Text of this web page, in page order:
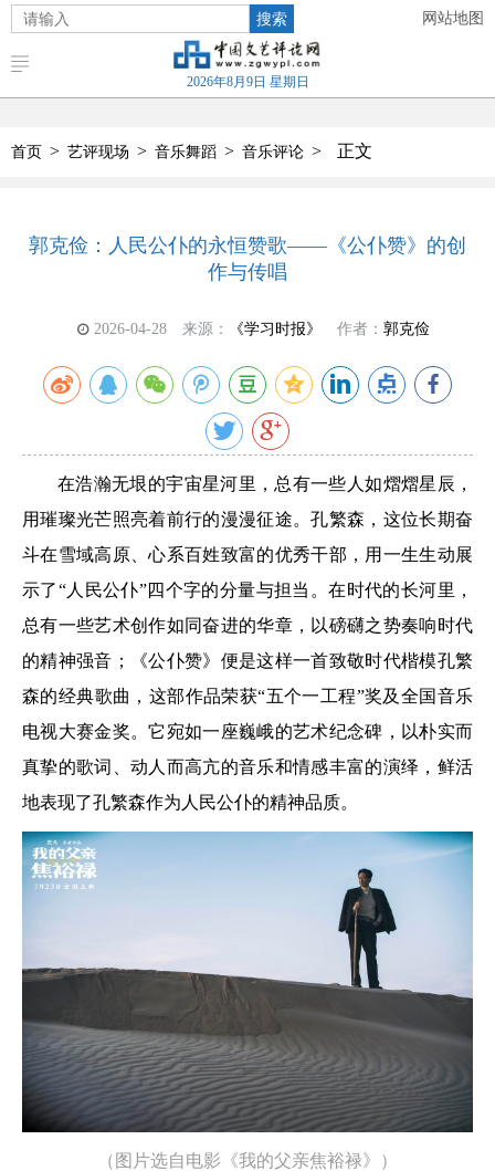
搜索 网站地图
2026年8月9日 星期日
首页 > 艺评现场 > 音乐舞蹈 > 音乐评论 > 正文
郭克俭：人民公仆的永恒赞歌——《公仆赞》的创
作与传唱
2026-04-28 来源： 《学习时报》 作者： 郭克俭
在浩瀚无垠的宇宙星河里，总有一些人如熠熠星辰，
用璀璨光芒照亮着前行的漫漫征途。孔繁森，这位长期奋
斗在雪域高原、心系百姓致富的优秀干部，用一生生动展
示了“人民公仆”四个字的分量与担当。在时代的长河里，
总有一些艺术创作如同奋进的华章，以磅礴之势奏响时代
的精神强音；《公仆赞》便是这样一首致敬时代楷模孔繁
森的经典歌曲，这部作品荣获“五个一工程”奖及全国音乐
电视大赛金奖。它宛如一座巍峨的艺术纪念碑，以朴实而
真挚的歌词、动人而高亢的音乐和情感丰富的演绎，鲜活
地表现了孔繁森作为人民公仆的精神品质。
（图片选自电影《我的父亲焦裕禄》）